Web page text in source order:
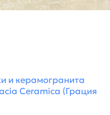
и керамогранита
Ceramica (Грация